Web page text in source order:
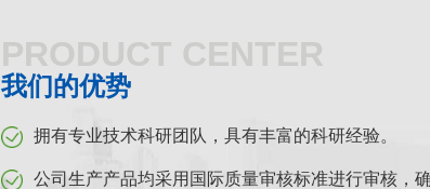
PRODUCT CENTER
我们的优势
拥有专业技术科研团队，具有丰富的科研经验。
公司生产产品均采用国际质量审核标准进行审核，确